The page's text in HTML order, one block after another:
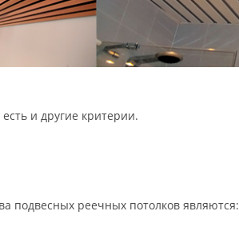
и другие критерии.
подвесных реечных потолков являются: